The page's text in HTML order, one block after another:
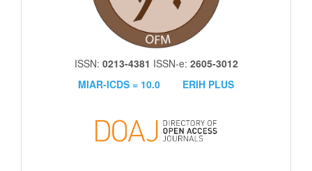
ISSN: 0213-4381 ISSN-e: 2605-3012
MIAR-ICDS = 10.0
ERIH PLUS